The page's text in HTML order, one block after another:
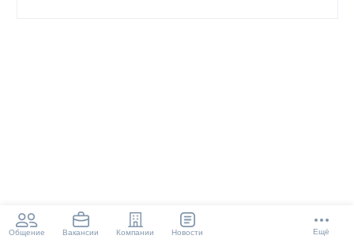
Общение Вакансии Компании Новости Ещё